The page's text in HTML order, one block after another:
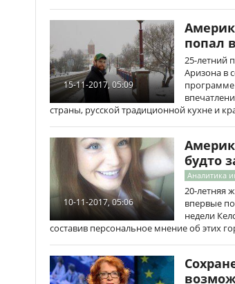
15-11-2017, 05:09
попал
25-летний
Аризона в
программе
страны, русской традиционной кухне и
10-11-2017, 05:06
будто
Аналитика
20-летняя
впервые
недели
составив персональное мнение об этих